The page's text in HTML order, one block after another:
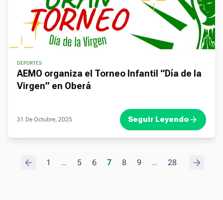
DEPORTES
AEMO organiza el Torneo Infantil “Día de la
Virgen” en Oberá
31 De Octubre, 2025 Seguir Leyendo
1 … 5 6 7 8 9 … 28